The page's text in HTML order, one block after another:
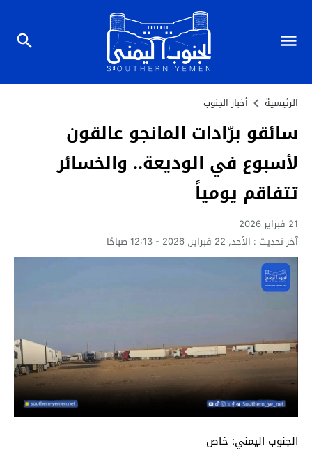
الرئيسية أخبار الجنوب
سائقو برّادات المانجو عالقون
لأسبوع في الوديعة.. والخسائر
تتفاقم يومياً
21 فبراير 2026
آخر تحديث : الأحد, 22 فبراير, 2026 - 12:13 صباحًا
الجنوب اليمني: خاص